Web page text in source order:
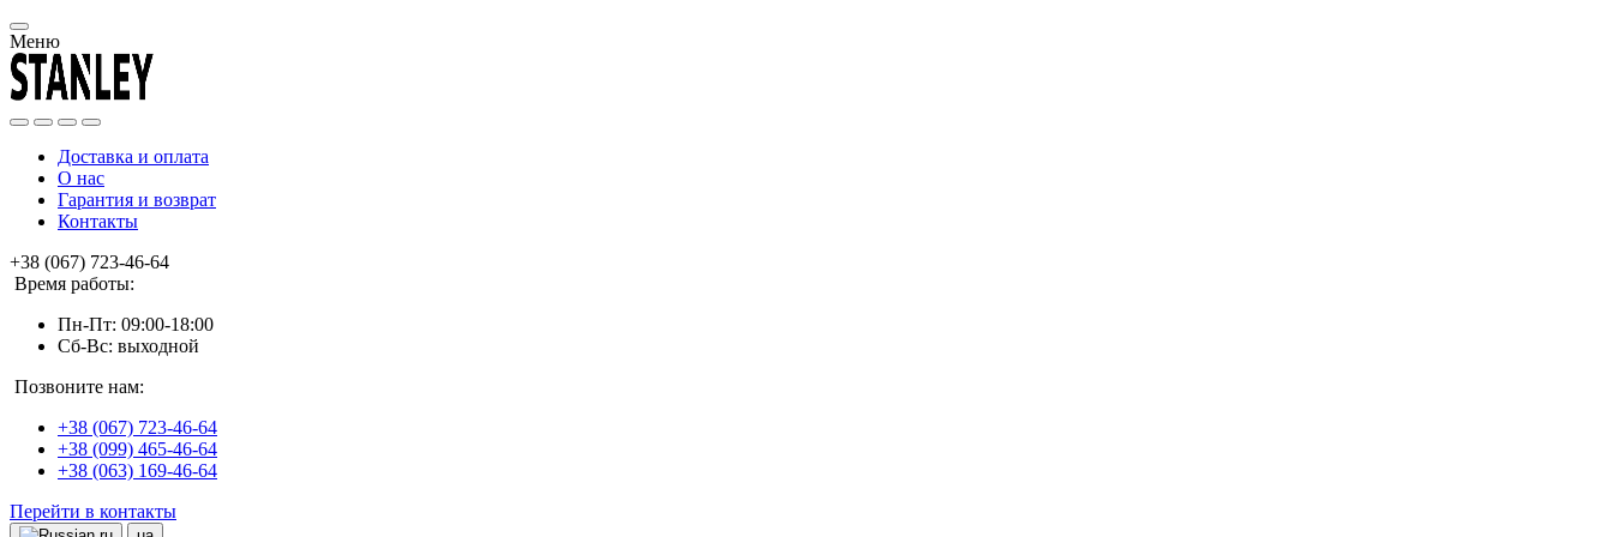
Меню
Доставка и оплата
О нас
Гарантия и возврат
Контакты
+38 (067) 723-46-64
Время работы:
Пн-Пт: 09:00-18:00
Сб-Вс: выходной
Позвоните нам:
+38 (067) 723-46-64
+38 (099) 465-46-64
+38 (063) 169-46-64
Перейти в контакты